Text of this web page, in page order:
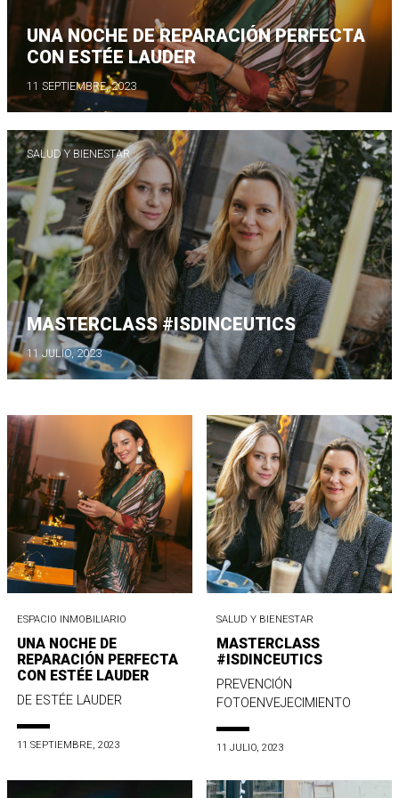
UNA NOCHE DE REPARACIÓN PERFECTA
CON ESTÉE LAUDER
11 SEPTIEMBRE, 2023
SALUD Y BIENESTAR
MASTERCLASS #ISDINCEUTICS
11 JULIO, 2023
ESPACIO INMOBILIARIO
UNA NOCHE DE
REPARACIÓN PERFECTA
CON ESTÉE LAUDER
DE ESTÉE LAUDER
11 SEPTIEMBRE, 2023
SALUD Y BIENESTAR
MASTERCLASS
#ISDINCEUTICS
PREVENCIÓN
FOTOENVEJECIMIENTO
11 JULIO, 2023